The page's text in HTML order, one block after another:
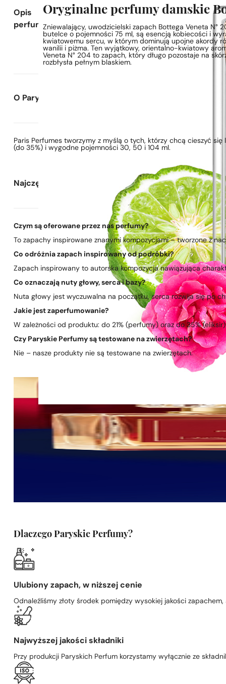
Opis
perfum
Oryginalne perfumy damskie
Zniewalający, uwodzicielski zapach Bottega Veneta N°
butelce o pojemności 75 ml, są esencją kobiecości i
kwiatowemu sercu, w którym dominują upojne akordy
wanilii i piżma. Ten wyjątkowy, orientalno-kwiatowy
Veneta N° 204 to zapach, który długo pozostaje na
rozbłysła pełnym blaskiem.
O Paryskie Perfumy
Paris Perfumes tworzymy z myślą o tych, którzy chcą cieszyć
(do 35%) i wygodne pojemności 30, 50 i 104 ml.
Najczęściej zadawane pytania
Czym są oferowane przez nas perfumy?
To zapachy inspirowane znanymi kompozycjami – tworzone z
Co odróżnia zapach inspirowany od podróbki?
Zapach inspirowany to autorska kompozycja nawiązująca
Co oznaczają nuty głowy, serca i bazy?
Nuta głowy jest wyczuwalna na początku, serca rozwija się po
Jakie jest zaperfumowanie?
W zależności od produktu: do 21% (perfumy) oraz do 35%
Czy Paryskie Perfumy są testowane na zwierzętach?
Nie – nasze produkty nie są testowane na zwierzętach.
Dlaczego Paryskie Perfumy?
Ulubiony zapach, w niższej cenie
Odnaleźliśmy złoty środek pomiędzy wysokiej jakości
Najwyższej jakości składniki
Przy produkcji Paryskich Perfum korzystamy wyłącznie ze